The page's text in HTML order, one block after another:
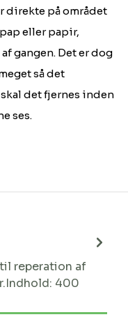
direkte på området
eller papir,
gangen. Det er dog
så det
det fjernes inden
ses.
reperation af
400